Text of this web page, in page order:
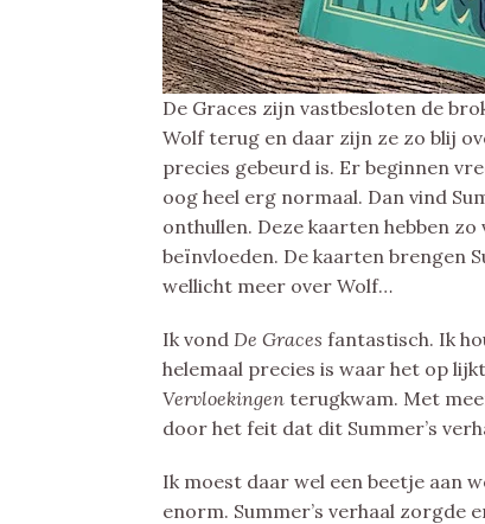
De Graces zijn vastbesloten de
Wolf terug en daar zijn ze zo blij
precies gebeurd is. Er beginnen
oog heel erg normaal. Dan vind
onthullen. Deze kaarten hebben
beïnvloeden. De kaarten brengen
wellicht meer over Wolf…
Ik vond De Graces fantastisch. Ik
helemaal precies is waar het op
Vervloekingen terugkwam. Met
door het feit dat dit Summer’s
Ik moest daar wel een beetje aan
enorm. Summer’s verhaal zorgde